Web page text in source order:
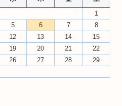
1
5 6 7
8
12 13 14
15
19 20 21
22
26 27 28
29